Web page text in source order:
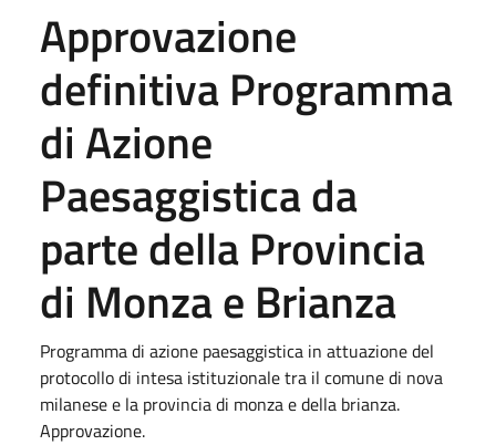
Approvazione
definitiva Programma
di Azione
Paesaggistica da
parte della Provincia
di Monza e Brianza
Programma di azione paesaggistica in attuazione del
protocollo di intesa istituzionale tra il comune di nova
milanese e la provincia di monza e della brianza.
Approvazione.